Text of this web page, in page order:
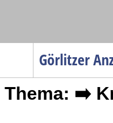
Görlitzer
Menüpunkte
Startseite
Thema: ➡️